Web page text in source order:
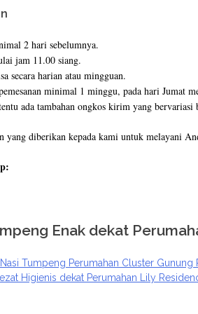
2 hari sebelumnya.
jam 11.00 siang.
secara harian atau mingguan.
minimal 1 minggu, pada hari Jumat
ada tambahan ongkos kirim yang bervariasi
yang diberikan kepada kami untuk melayani
Enak dekat
Tumpeng Perumahan Cluster Gunung
Higienis dekat Perumahan Lily